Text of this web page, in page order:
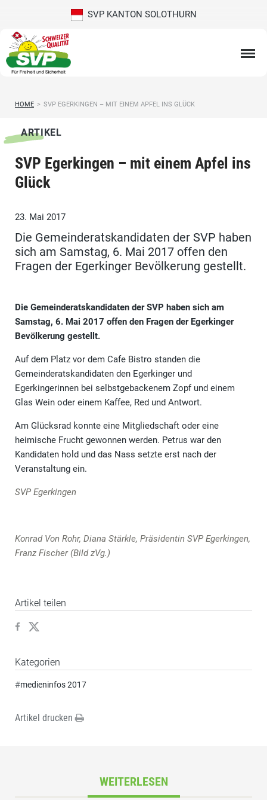
SVP KANTON SOLOTHURN
HOME > SVP EGERKINGEN – MIT EINEM APFEL INS GLÜCK
ARTIKEL
SVP Egerkingen – mit einem Apfel ins
Glück
23. Mai 2017
Die Gemeinderatskandidaten der SVP haben
sich am Samstag, 6. Mai 2017 offen den
Fragen der Egerkinger Bevölkerung gestellt.
Die Gemeinderatskandidaten der SVP haben sich am
Samstag, 6. Mai 2017 offen den Fragen der Egerkinger
Bevölkerung gestellt.
Auf dem Platz vor dem Cafe Bistro standen die
Gemeinderatskandidaten den Egerkinger und
Egerkingerinnen bei selbstgebackenem Zopf und einem
Glas Wein oder einem Kaffee, Red und Antwort.
Am Glücksrad konnte eine Mitgliedschaft oder eine
heimische Frucht gewonnen werden. Petrus war den
Kandidaten hold und das Nass setzte erst nach der
Veranstaltung ein.
SVP Egerkingen
Konrad Von Rohr, Diana Stärkle, Präsidentin SVP Egerkingen,
Franz Fischer (Bild zVg.)
Artikel teilen
Kategorien
#medieninfos 2017
Artikel drucken
WEITERLESEN